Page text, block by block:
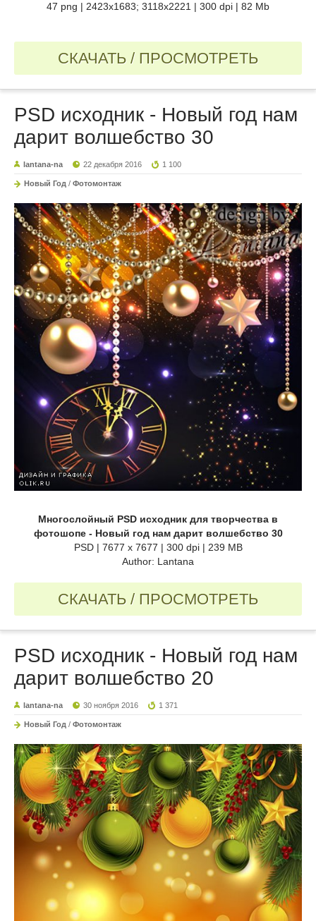
47 png | 2423x1683; 3118х2221 | 300 dpi | 82 Mb
СКАЧАТЬ / ПРОСМОТРЕТЬ
PSD исходник - Новый год нам
дарит волшебство 30
lantana-na 22 декабря 2016 1 100
Новый Год / Фотомонтаж
Многослойный PSD исходник для творчества в
фотошопе - Новый год нам дарит волшебство 30
PSD | 7677 x 7677 | 300 dpi | 239 MB
Author: Lantana
СКАЧАТЬ / ПРОСМОТРЕТЬ
PSD исходник - Новый год нам
дарит волшебство 20
lantana-na 30 ноября 2016 1 371
Новый Год / Фотомонтаж